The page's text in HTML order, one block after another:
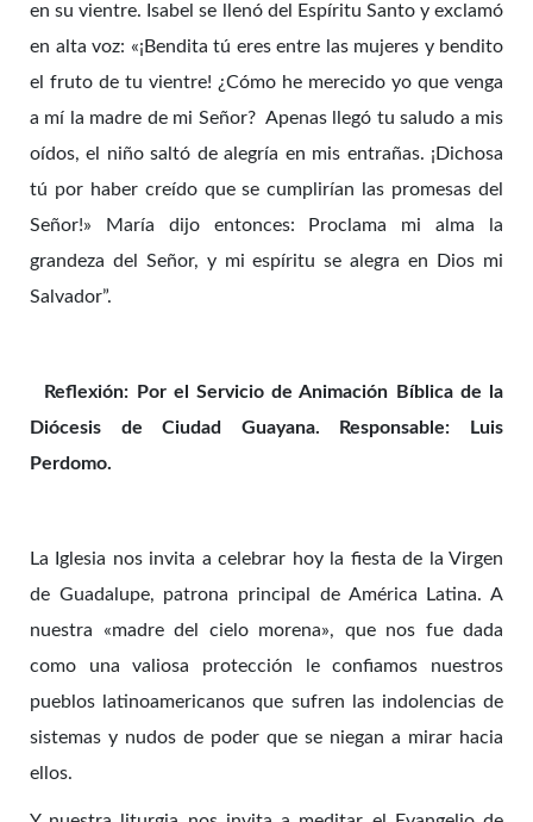
en su vientre. Isabel se llenó del Espíritu Santo y exclamó
en alta voz: «¡Bendita tú eres entre las mujeres y bendito
el fruto de tu vientre! ¿Cómo he merecido yo que venga
a mí la madre de mi Señor? Apenas llegó tu saludo a mis
oídos, el niño saltó de alegría en mis entrañas. ¡Dichosa
tú por haber creído que se cumplirían las promesas del
Señor!» María dijo entonces: Proclama mi alma la
grandeza del Señor, y mi espíritu se alegra en Dios mi
Salvador”.
Reflexión: Por el Servicio de Animación Bíblica de la
Diócesis de Ciudad Guayana. Responsable: Luis
Perdomo.
La Iglesia nos invita a celebrar hoy la fiesta de la Virgen
de Guadalupe, patrona principal de América Latina. A
nuestra «madre del cielo morena», que nos fue dada
como una valiosa protección le confiamos nuestros
pueblos latinoamericanos que sufren las indolencias de
sistemas y nudos de poder que se niegan a mirar hacia
ellos.